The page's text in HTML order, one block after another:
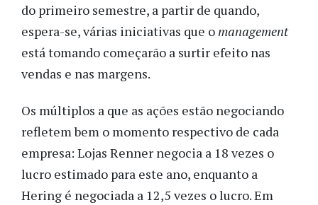
do primeiro semestre, a partir de quando,
espera-se, várias iniciativas que o management
está tomando começarão a surtir efeito nas
vendas e nas margens.
Os múltiplos a que as ações estão negociando
refletem bem o momento respectivo de cada
empresa: Lojas Renner negocia a 18 vezes o
lucro estimado para este ano, enquanto a
Hering é negociada a 12,5 vezes o lucro. Em